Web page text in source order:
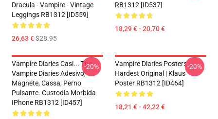
Dracula - Vampire - Vintage
Leggings RB1312 [ID559]
26,63 €$28.95
RB1312 [ID537]
18,29 € - 20,70 €
Vampire Diaries Casi... The
Vampire Diaries Adesivo,
Magnete, Cassa, Perno
Pulsante. Custodia Morbida
IPhone RB1312 [ID457]
-20%
Vampire Diaries Posters -
Hardest Original | Klaus
Poster RB1312 [ID464]
18,21 € - 42,22 €
-20%